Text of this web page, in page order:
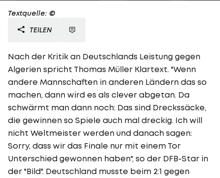
Textquelle: ©
TEILEN
Nach der Kritik an Deutschlands Leistung gegen
Algerien spricht Thomas Müller Klartext. "Wenn
andere Mannschaften in anderen Ländern das so
machen, dann wird es als clever abgetan. Da
schwärmt man dann noch: Das sind Dreckssäcke,
die gewinnen so Spiele auch mal dreckig. Ich will
nicht Weltmeister werden und danach sagen:
Sorry, dass wir das Finale nur mit einem Tor
Unterschied gewonnen haben", so der DFB-Star in
der "Bild". Deutschland musste beim 2:1 gegen